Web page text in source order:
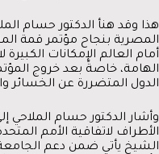
هذا وقد هنأ الدكتور حسام
أمام العالم الإمكانات
الهامة، خاصةً بعد خروج
الدول المتضررة عن الخسائر
وأشار الدكتور حسام الملاحي